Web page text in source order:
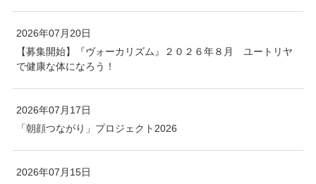
2026年07月20日
【募集開始】『ヴォーカリズム』２０２６年８月 ユートリヤ
で健康な体になろう！
2026年07月17日
「朝顔つながり」プロジェクト2026
2026年07月15日